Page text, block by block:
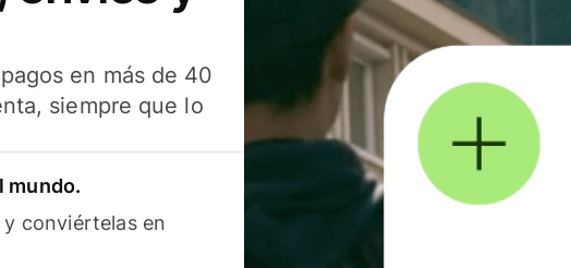
en más de 40
siempre que lo
mundo.
conviértelas en